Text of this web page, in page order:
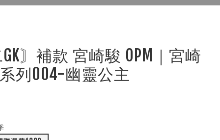
〙補款 宮崎駿 OPM｜宮崎
列004-幽靈公主